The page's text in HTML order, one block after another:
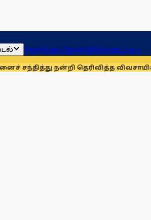
ஜோதிடம்தமிழ்நாடுஇந்தியாஉலகம்
நன்றி தெரிவித்த விவசாயிகள்!நாங்கள்